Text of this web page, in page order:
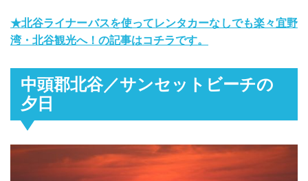
★北谷ライナーバスを使ってレンタカーなしでも楽々宜野
湾・北谷観光へ！の記事はコチラです。
中頭郡北谷／サンセットビーチの
夕日